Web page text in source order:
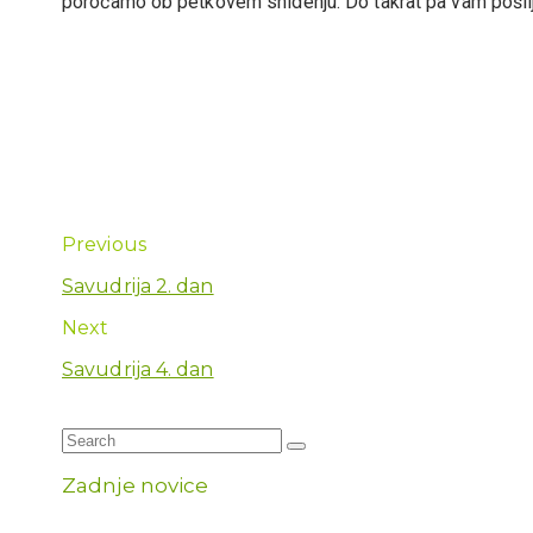
Previous
Savudrija 2. dan
Next
Savudrija 4. dan
Zadnje novice